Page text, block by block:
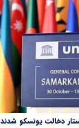
دخالت یونسکو شدند